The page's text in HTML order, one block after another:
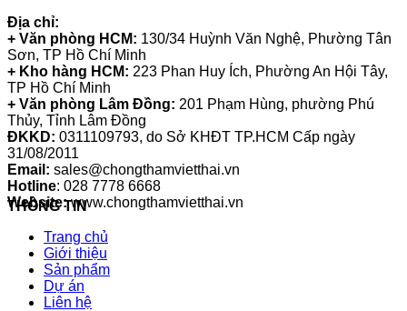
Địa chỉ:
+ Văn phòng HCM: 130/34 Huỳnh Văn Nghệ, Phường Tân
Sơn, TP Hồ Chí Minh
+ Kho hàng HCM: 223 Phan Huy Ích, Phường An Hội Tây,
TP Hồ Chí Minh
+ Văn phòng Lâm Đồng: 201 Phạm Hùng, phường Phú
Thủy, Tỉnh Lâm Đồng
ĐKKD: 0311109793, do Sở KHĐT TP.HCM Cấp ngày
31/08/2011
Email: sales@chongthamvietthai.vn
Hotline: 028 7778 6668
Website:www.chongthamvietthai.vn
THÔNG TIN
Trang chủ
Giới thiệu
Sản phẩm
Dự án
Liên hệ